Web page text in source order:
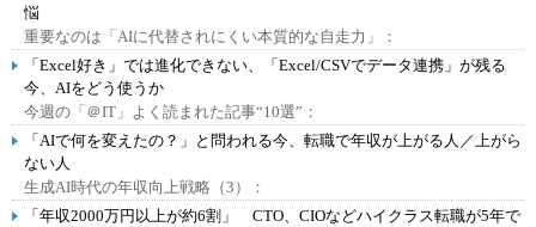
悩
重要なのは「AIに代替されにくい本質的な自走力」：
「Excel好き」では進化できない、「Excel/CSVでデータ連携」が残る
今、AIをどう使うか
今週の「＠IT」よく読まれた記事“10選”：
「AIで何を変えたの？」と問われる今、転職で年収が上がる人／上がら
ない人
生成AI時代の年収向上戦略（3）：
「年収2000万円以上が約6割」 CTO、CIOなどハイクラス転職が5年で